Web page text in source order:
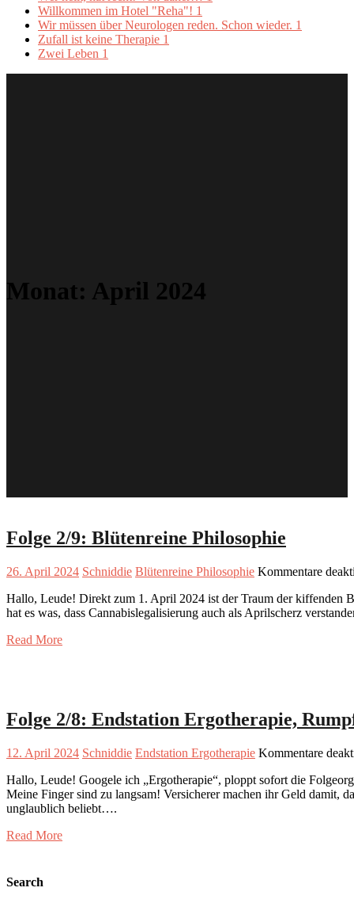
Willkommen im Hotel "Reha"! 1
Wir müssen über Neurologen reden. Schon wieder. 1
Zufall ist keine Therapie 1
Zwei Leben 1
Monat: April 2024
Folge 2/9: Blütenreine Philosophie
26. April 2024 Schniddie Blütenreine Philosophie Kommentare
Hallo, Leude! Direkt zum 1. April 2024 ist der Traum der kiffenden
hat es was, dass Cannabislegalisierung auch als Aprilscherz
Read More
Folge 2/8: Endstation Ergotherapie,
12. April 2024 Schniddie Endstation Ergotherapie Kommentare
Hallo, Leude! Googele ich „Ergotherapie“, ploppt sofort die
Meine Finger sind zu langsam! Versicherer machen ihr Geld damit,
unglaublich beliebt….
Read More
Search